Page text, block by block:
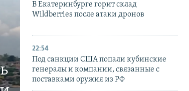
В Екатеринбурге горит склад
Wildberries после атаки дронов
22:54
Под санкции США попали кубинские
генералы и компании, связанные с
поставками оружия из РФ